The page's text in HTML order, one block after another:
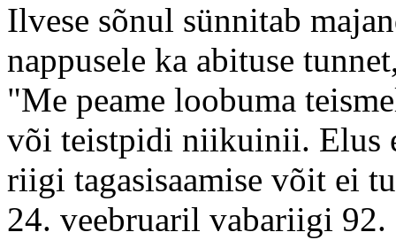
Ilvese sõnul sünnitab
nappusele ka abituse
"Me peame loobuma
või teistpidi niikuinii. Elus
riigi tagasisaamise võit ei
24. veebruaril vabariigi 92.